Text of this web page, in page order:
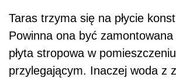
Taras trzyma się na płycie
Powinna ona być
płyta stropowa w pomieszczeniu
przylegającym. Inaczej woda z